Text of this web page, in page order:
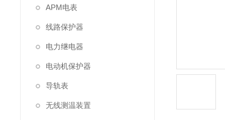
APM电表
线路保护器
电力继电器
电动机保护器
导轨表
无线测温装置